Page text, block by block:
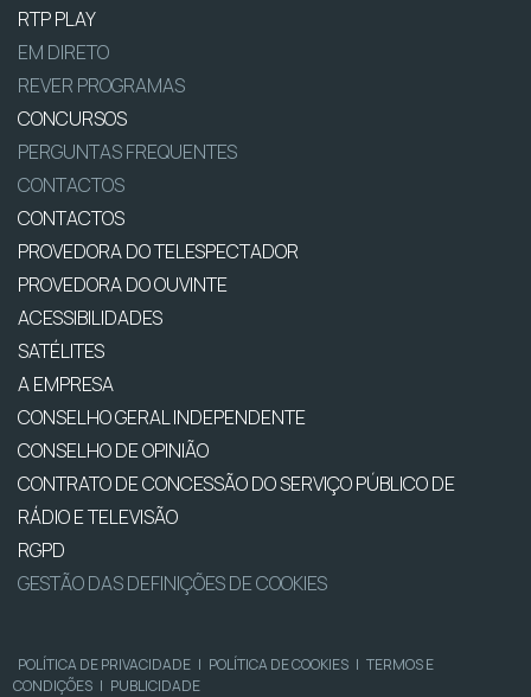
RTP PLAY
EM DIRETO
REVER PROGRAMAS
CONCURSOS
PERGUNTAS FREQUENTES
CONTACTOS
CONTACTOS
PROVEDORA DO TELESPECTADOR
PROVEDORA DO OUVINTE
ACESSIBILIDADES
SATÉLITES
A EMPRESA
CONSELHO GERAL INDEPENDENTE
CONSELHO DE OPINIÃO
CONTRATO DE CONCESSÃO DO SERVIÇO PÚBLICO DE
RÁDIO E TELEVISÃO
RGPD
GESTÃO DAS DEFINIÇÕES DE COOKIES
POLÍTICA DE PRIVACIDADE | POLÍTICA DE COOKIES | TERMOS E
CONDIÇÕES | PUBLICIDADE